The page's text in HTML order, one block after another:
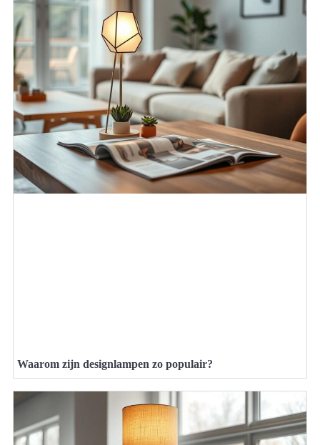
Waarom zijn designlampen zo populair?